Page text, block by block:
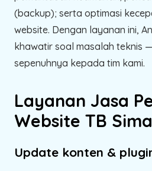
(backup); serta optimasi
website. Dengan layanan ini,
khawatir soal masalah teknis
sepenuhnya kepada tim kami.
Layanan Jasa
Website TB
Update konten &